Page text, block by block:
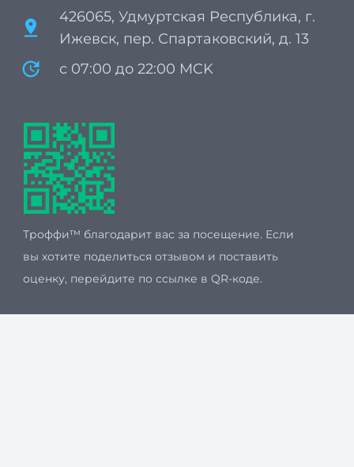
pin_drop
426065, Удмуртская Республика, г.
Ижевск, пер. Спартаковский, д. 13
update с 07:00 до 22:00 MCK
Троффи™ благодарит вас за посещение. Если
вы хотите поделиться отзывом и поставить
оценку, перейдите по ссылке в QR-коде.